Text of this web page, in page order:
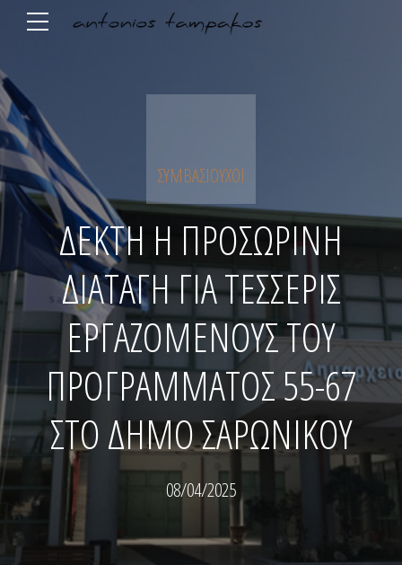
ΣΥΜΒΑΣΙΟΎΧΟΙ
ΔΕΚΤΗ Η ΠΡΟΣΩΡΙΝΗ
ΔΙΑΤΑΓΗ ΓΙΑ ΤΕΣΣΕΡΙΣ
ΕΡΓΑΖΟΜΕΝΟΥΣ ΤΟΥ
ΠΡΟΓΡΑΜΜΑΤΟΣ 55-67
ΣΤΟ ΔΗΜΟ ΣΑΡΩΝΙΚΟΥ
08/04/2025